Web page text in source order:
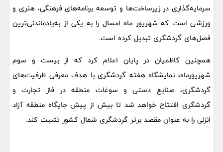
سرمایه‌گذاری در زیرساخت‌ها و توسعه برنامه‌های فرهنگی، هنری و
ورزشی است که شهریور ماه امسال را به یکی از به‌یادماندنی‌ترین
فصل‌های گردشگری تبدیل کرده است.
همچنین کاظمیان در پایان اعلام کرد که از بیست و سوم
شهریورماه، نمایشگاه هفته گردشگری با هدف معرفی ظرفیت‌های
گردشگری، صنایع دستی و سوغات منطقه در فاز تجارت و
گردشگری افتتاح خواهد شد تا بیش از پیش جایگاه منطقه آزاد
انزلی را به عنوان مقصد برتر گردشگری شمال کشور تثبیت کند.